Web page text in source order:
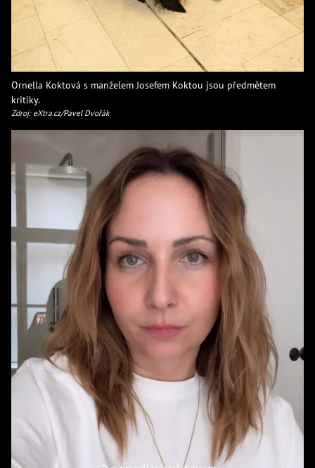
Ornella Koktová s manželem Josefem Koktou jsou předmětem
kritiky.
Zdroj: eXtra.cz/Pavel Dvořák